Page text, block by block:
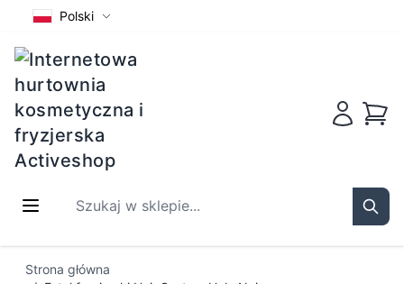
Polski
Szukaj w sklepie...
Strona główna